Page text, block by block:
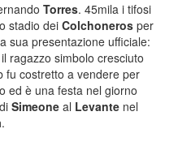
Torres. 45mila i tifosi
stadio dei Colchoneros per
sua presentazione ufficiale:
ragazzo simbolo cresciuto
fu costretto a vendere per
ed è una festa nel giorno
Simeone al Levante nel
.